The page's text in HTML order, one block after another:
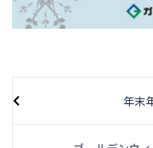
年末